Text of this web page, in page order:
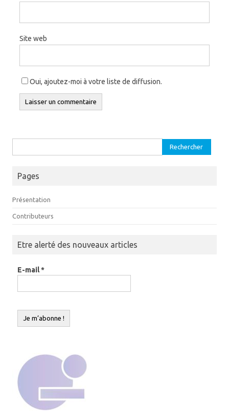
Site web
Oui, ajoutez-moi à votre liste de diffusion.
Pages
Présentation
Contributeurs
Etre alerté des nouveaux articles
E-mail*